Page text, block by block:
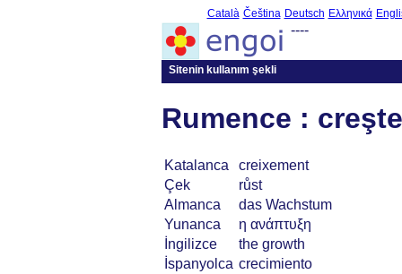
Català Čeština Deutsch Ελληνικά
----
Sitenin kullanım şekli
Rumence :
Katalanca
creixement
Çek
růst
Almanca
das Wachstum
Yunanca
η ανάπτυξη
İngilizce
the growth
İspanyolca crecimiento